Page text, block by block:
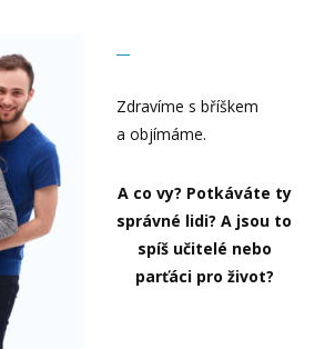
Zdravíme s bříškem
a objímáme.
A co vy? Potkáváte ty
správné lidi? A jsou to
spíš učitelé nebo
parťáci pro život?